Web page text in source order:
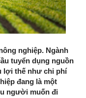
nghiệp. Ngành
tuyển dụng nguồn
lợi thế như chi phí
đang là một
người muốn đi